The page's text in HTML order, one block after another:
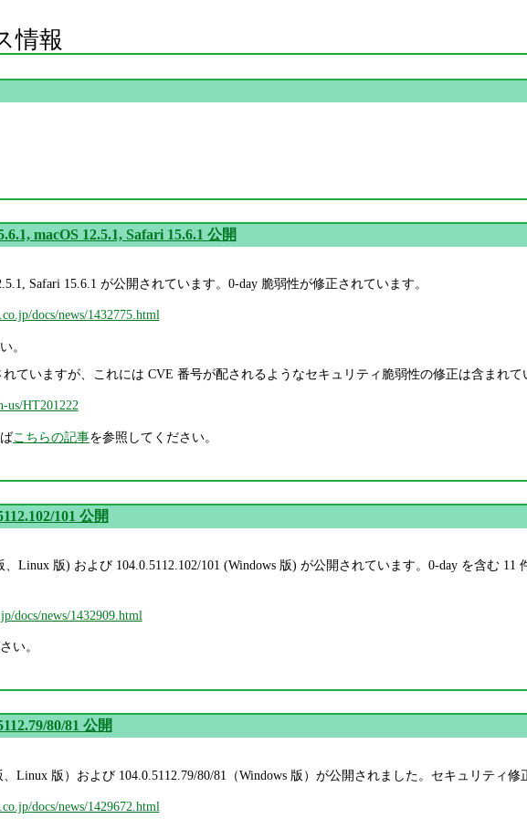
情報
macOS 12.5.1, Safari 15.6.1 公開
Safari 15.6.1 が公開されています。0-day 脆弱性が修正されています。
docs/news/1432775.html
。
れていますが、これには CVE 番号が配されるようなセキュリティ脆弱性の修正は含まれて
us/HT201222
こちらの記事を参照してください。
101 公開
、Linux 版) および 104.0.5112.102/101 (Windows 版) が公開されています。0-day を含む
docs/news/1432909.html
い。
80/81 公開
、Linux 版）および 104.0.5112.79/80/81（Windows 版）が公開されました。セキュリティ修
docs/news/1429672.html